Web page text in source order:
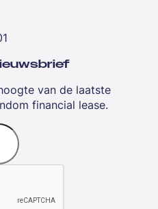
van de laatste
financial lease.